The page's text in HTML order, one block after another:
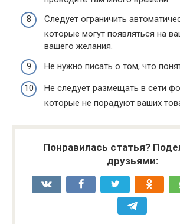
Следует ограничить
которые могут появляться на
вашего желания.
Не нужно писать о том, что
Не следует размещать в сети
которые не порадуют ваших
Понравилась статья?
друзьями: